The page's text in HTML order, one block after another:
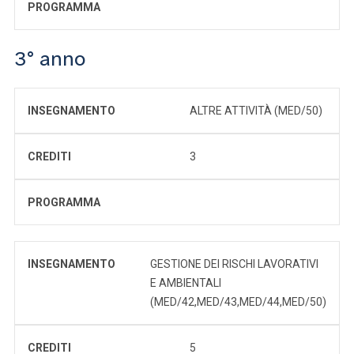
PROGRAMMA
3° anno
INSEGNAMENTO ALTRE ATTIVITÀ (MED/50)
CREDITI 3
PROGRAMMA
INSEGNAMENTO
GESTIONE DEI RISCHI LAVORATIVI
E AMBIENTALI
(MED/42,MED/43,MED/44,MED/50)
CREDITI 5